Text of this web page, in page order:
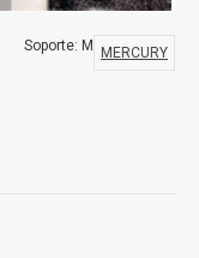
Soporte: M MERCURY